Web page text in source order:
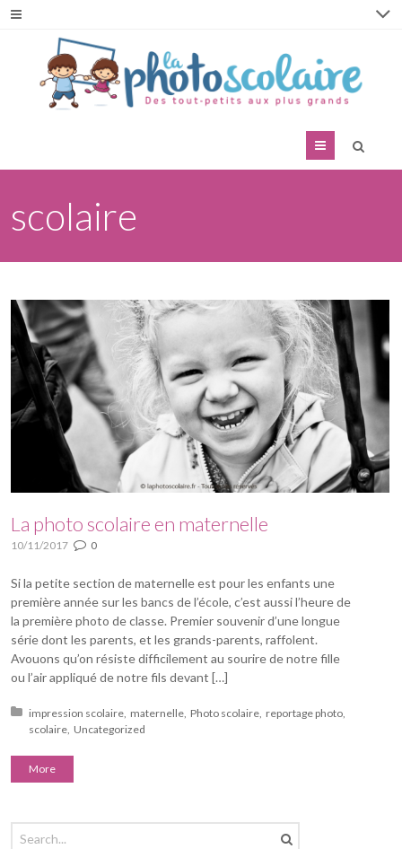
Menu
scolaire
La photo scolaire en maternelle
10/11/2017 0
Si la petite section de maternelle est pour les enfants une
première année sur les bancs de l’école, c’est aussi l’heure de
la première photo de classe. Premier souvenir d’une longue
série dont les parents, et les grands-parents, raffolent.
Avouons qu’on résiste difficilement au sourire de notre fille
ou l’air appliqué de notre fils devant […]
Posted in:
impression scolaire maternelle Photo scolaire reportage photo
scolaire Uncategorized
More